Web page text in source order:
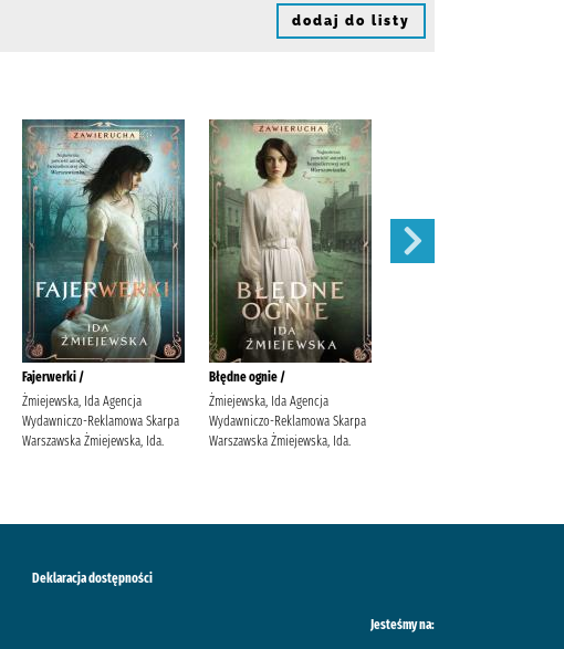
dodaj do listy
Fajerwerki /
Żmiejewska, Ida Agencja
Wydawniczo-Reklamowa Skarpa
Warszawska Żmiejewska, Ida.
Błędne ognie /
Żmiejewska, Ida Agencja
Wydawniczo-Reklamowa Skarpa
Warszawska Żmiejewska, Ida.
Deklaracja dostępności
Jesteśmy na: